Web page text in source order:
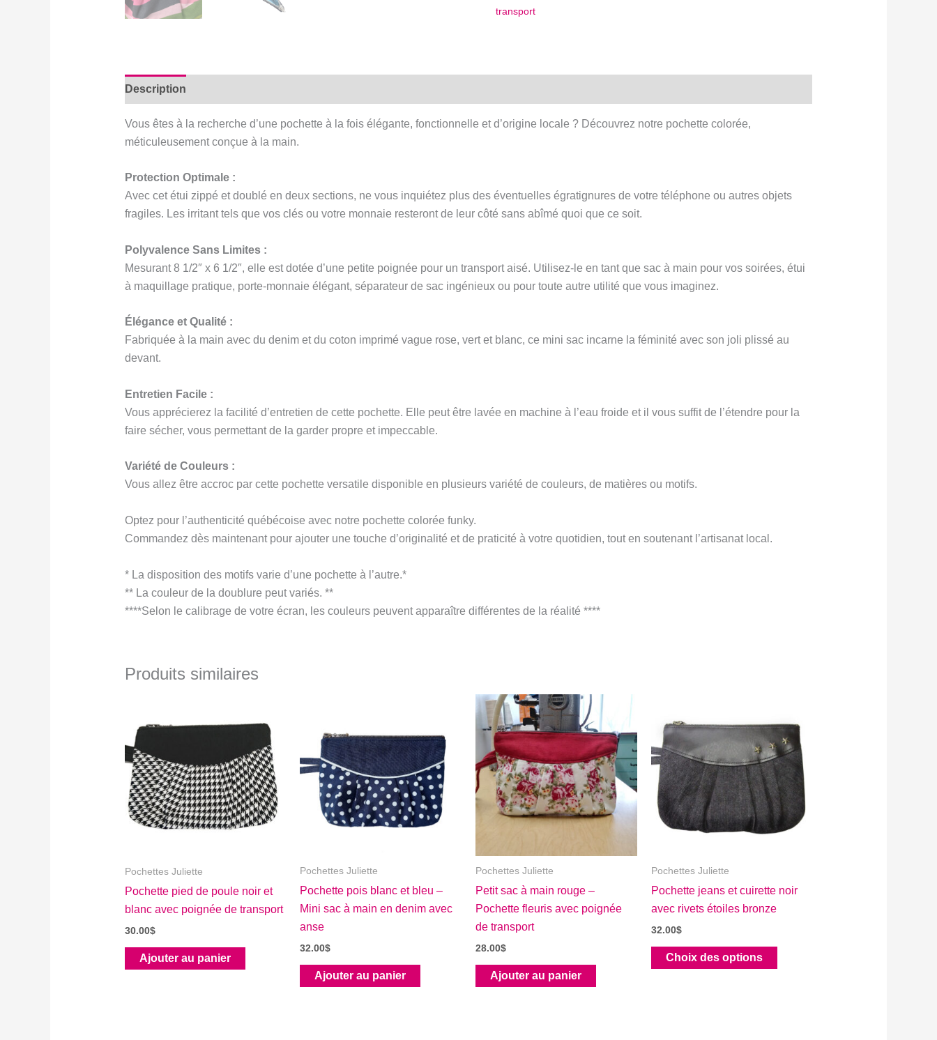
transport
Description
Vous êtes à la recherche d’une pochette à la fois élégante, fonctionnelle et d’origine locale ? Découvrez notre pochette colorée,
méticuleusement conçue à la main.
Protection Optimale :
Avec cet étui zippé et doublé en deux sections, ne vous inquiétez plus des éventuelles égratignures de votre téléphone ou autres objets
fragiles. Les irritant tels que vos clés ou votre monnaie resteront de leur côté sans abîmé quoi que ce soit.
Polyvalence Sans Limites :
Mesurant 8 1/2″ x 6 1/2″, elle est dotée d’une petite poignée pour un transport aisé. Utilisez-le en tant que sac à main pour vos soirées, étui
à maquillage pratique, porte-monnaie élégant, séparateur de sac ingénieux ou pour toute autre utilité que vous imaginez.
Élégance et Qualité :
Fabriquée à la main avec du denim et du coton imprimé vague rose, vert et blanc, ce mini sac incarne la féminité avec son joli plissé au
devant.
Entretien Facile :
Vous apprécierez la facilité d’entretien de cette pochette. Elle peut être lavée en machine à l’eau froide et il vous suffit de l’étendre pour la
faire sécher, vous permettant de la garder propre et impeccable.
Variété de Couleurs :
Vous allez être accroc par cette pochette versatile disponible en plusieurs variété de couleurs, de matières ou motifs.
Optez pour l’authenticité québécoise avec notre pochette colorée funky.
Commandez dès maintenant pour ajouter une touche d’originalité et de praticité à votre quotidien, tout en soutenant l’artisanat local.
* La disposition des motifs varie d’une pochette à l’autre.*
** La couleur de la doublure peut variés. **
****Selon le calibrage de votre écran, les couleurs peuvent apparaître différentes de la réalité ****
Produits similaires
Pochettes Juliette
Pochette pied de poule noir et
blanc avec poignée de transport
30.00$
Ajouter au panier
Pochettes Juliette
Pochette pois blanc et bleu –
Mini sac à main en denim avec
anse
32.00$
Ajouter au panier
Pochettes Juliette
Petit sac à main rouge –
Pochette fleuris avec poignée
de transport
28.00$
Ajouter au panier
Pochettes Juliette
Pochette jeans et cuirette noir
avec rivets étoiles bronze
32.00$
Choix des options
Ce
produit